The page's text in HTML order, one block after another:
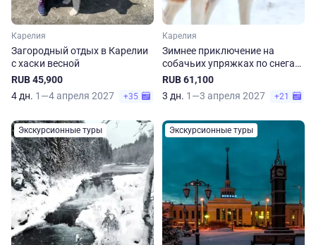
Карелия
Загородный отдых в Карелии
с хаски весной
RUB 45,900
4 дн. 1—4 апреля 2027 +35
Карелия
Зимнее приключение на
собачьих упряжках по снегам
Карелии
RUB 61,100
3 дн. 1—3 апреля 2027 +21
Экскурсионные туры Экскурсионные туры